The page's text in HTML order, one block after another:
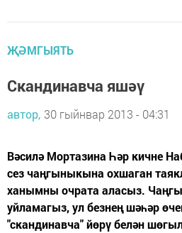
ҖӘМГЫЯТЬ
Скандинавча яшәү
автор, 30 гыйнвар 2013 - 04:31
Вәсилә Мортазина Һәр кичне
сез чаңгыныкына охшаган
ханымны очрата аласыз.
уйламагыз, ул безнең шәһәр
"скандинавча" йөрү белән